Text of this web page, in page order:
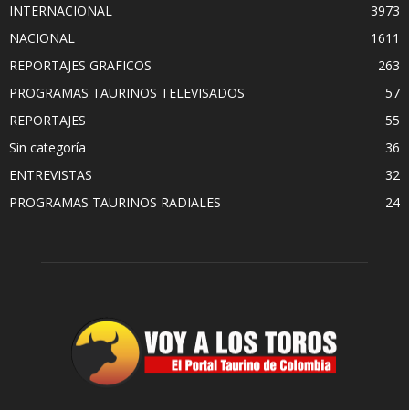
INTERNACIONAL
3973
NACIONAL
1611
REPORTAJES GRAFICOS
263
PROGRAMAS TAURINOS TELEVISADOS
57
REPORTAJES
55
Sin categoría
36
ENTREVISTAS
32
PROGRAMAS TAURINOS RADIALES
24